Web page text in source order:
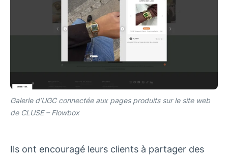
Galerie d’UGC connectée aux pages produits sur le site web
de CLUSE – Flowbox
Ils ont encouragé leurs clients à partager des